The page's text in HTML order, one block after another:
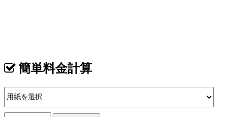
簡単料金計算